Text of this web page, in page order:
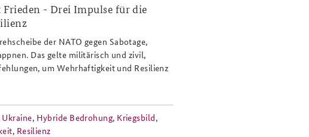
- Drei Impulse für die
der NATO gegen Sabotage,
Das gelte militärisch und zivil,
um Wehrhaftigkeit und Resilienz
Ukraine, Hybride Bedrohung, Kriegsbild,
, Resilienz